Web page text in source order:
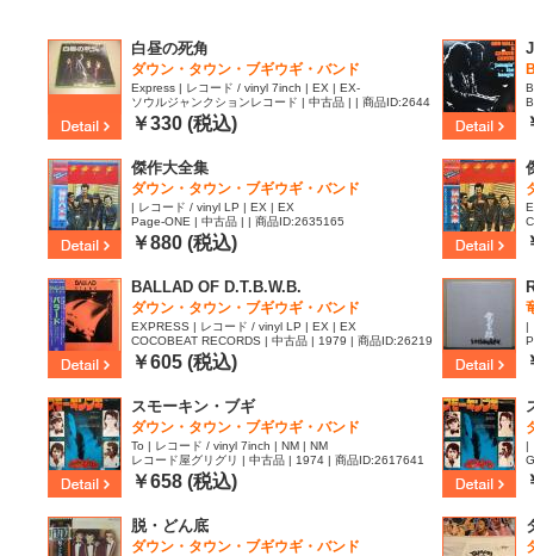
白昼の死角
ダウン・タウン・ブギウギ・バンド
Express | レコード / vinyl 7inch | EX | EX-
ソウルジャンクションレコード | 中古品 | | 商品ID:2644
342
￥330 (税込)
傑作大全集
ダウン・タウン・ブギウギ・バンド
| レコード / vinyl LP | EX | EX
Page-ONE | 中古品 | | 商品ID:2635165
￥880 (税込)
BALLAD OF D.T.B.W.B.
ダウン・タウン・ブギウギ・バンド
EXPRESS | レコード / vinyl LP | EX | EX
COCOBEAT RECORDS | 中古品 | 1979 | 商品ID:26219
25
￥605 (税込)
|
スモーキン・ブギ
ダウン・タウン・ブギウギ・バンド
To | レコード / vinyl 7inch | NM | NM
レコード屋グリグリ | 中古品 | 1974 | 商品ID:2617641
￥658 (税込)
|
3
脱・どん底
ダウン・タウン・ブギウギ・バンド